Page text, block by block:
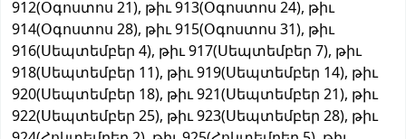
912(Օգոստոս 21), թիւ 913(Օգոստոս 24), թիւ
914(Օգոստոս 28), թիւ 915(Օգոստոս 31), թիւ
916(Սեպտեմբեր 4), թիւ 917(Սեպտեմբեր 7), թիւ
918(Սեպտեմբեր 11), թիւ 919(Սեպտեմբեր 14), թիւ
920(Սեպտեմբեր 18), թիւ 921(Սեպտեմբեր 21), թիւ
922(Սեպտեմբեր 25), թիւ 923(Սեպտեմբեր 28), թիւ